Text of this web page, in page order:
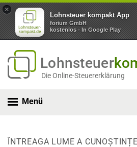
×
Lohnsteuer kompakt App
forium GmbH
kostenlos - In Google Play
Lohnsteuer
Die Online-Steuererklärung
Menü
ÎNTREAGA LUME A